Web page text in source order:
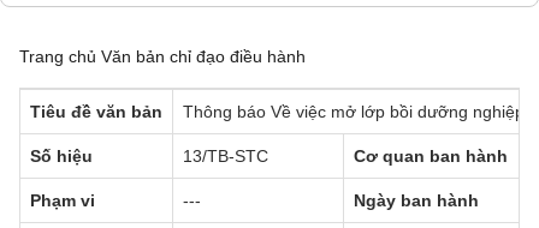
Trang chủ Văn bản chỉ đạo điều hành
Tiêu đề văn bản Thông báo Về việc mở lớp bồi dưỡng nghiệp
Số hiệu 13/TB-STC Cơ quan ban hành
Phạm vi --- Ngày ban hành